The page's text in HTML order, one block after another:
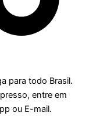
para todo Brasil.
entre em
ou E-mail.